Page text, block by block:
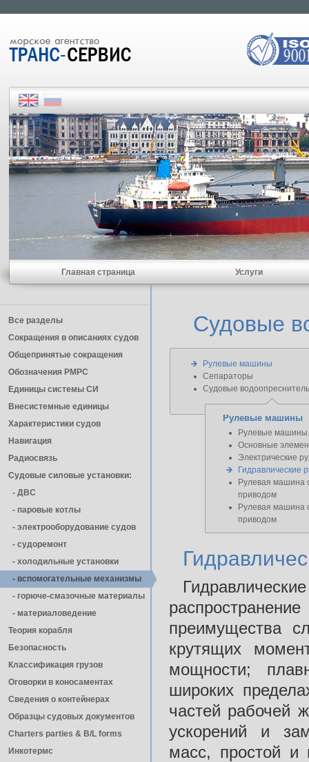
Главная страница Услуги
Все разделы
Сокращения в описаниях судов
Общепринятые сокращения
Обозначения РМРС
Единицы cистемы СИ
Внесистемные единицы
Характеристики судов
Навигация
Радиосвязь
Судовые силовые установки:
- ДВС
- паровые котлы
- электрооборудование судов
- cудоремонт
- холодильные установки
- вспомогательные механизмы
- горюче-смазочные материалы
- материаловедение
Теория корабля
Безопасность
Классификация грузов
Оговорки в коносаментах
Сведения о контейнерах
Образцы судовых документов
Charters parties & B/L forms
Инкотермс
Судовые
Рулевые машины
Сепараторы
Судовые
Рулевые машины
Рулевые
Основные
Электрические
Гидравлические
Рулевая машина
приводом
Рулевая машина
приводом
преимущества
крутящих
мощности;
широких
частей рабочей
ускорений и
масс, простой и